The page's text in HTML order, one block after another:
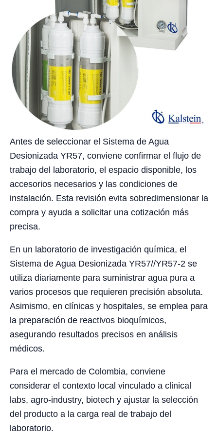
Antes de seleccionar el Sistema de Agua
Desionizada YR57, conviene confirmar el flujo de
trabajo del laboratorio, el espacio disponible, los
accesorios necesarios y las condiciones de
instalación. Esta revisión evita sobredimensionar la
compra y ayuda a solicitar una cotización más
precisa.
En un laboratorio de investigación química, el
Sistema de Agua Desionizada YR57//YR57-2 se
utiliza diariamente para suministrar agua pura a
varios procesos que requieren precisión absoluta.
Asimismo, en clínicas y hospitales, se emplea para
la preparación de reactivos bioquímicos,
asegurando resultados precisos en análisis
médicos.
Para el mercado de Colombia, conviene
considerar el contexto local vinculado a clinical
labs, agro-industry, biotech y ajustar la selección
del producto a la carga real de trabajo del
laboratorio.